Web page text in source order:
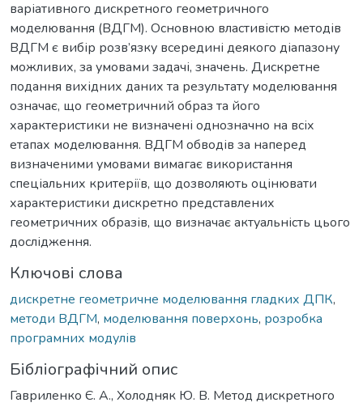
варіативного дискретного геометричного
моделювання (ВДГМ). Основною властивістю методів
ВДГМ є вибір розв’язку всередині деякого діапазону
можливих, за умовами задачі, значень. Дискретне
подання вихідних даних та результату моделювання
означає, що геометричний образ та його
характеристики не визначені однозначно на всіх
етапах моделювання. ВДГМ обводів за наперед
визначеними умовами вимагає використання
спеціальних критеріїв, що дозволяють оцінювати
характеристики дискретно представлених
геометричних образів, що визначає актуальність цього
дослідження.
Ключові слова
дискретне геометричне моделювання гладких ДПК,
методи ВДГМ, моделювання поверхонь, розробка
програмних модулів
Бібліографічний опис
Гавриленко Є. А., Холодняк Ю. В. Метод дискретного